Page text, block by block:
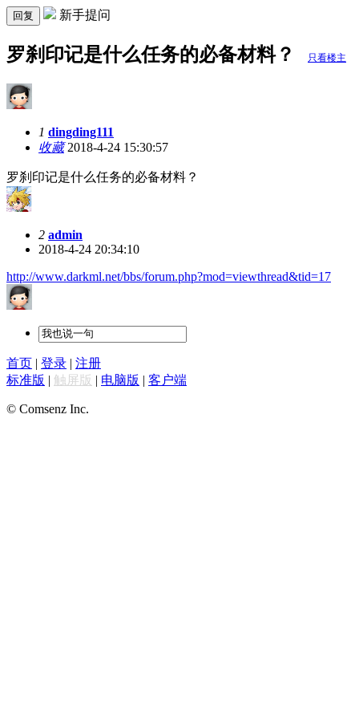
回复 新手提问
罗刹印记是什么任务的必备材料？ 只看楼主
1 dingding111
收藏2018-4-24 15:30:57
罗刹印记是什么任务的必备材料？
2 admin
2018-4-24 20:34:10
http://www.darkml.net/bbs/forum.php?mod=viewthread&tid=17
首页 | 登录 | 注册
标准版 | 触屏版 | 电脑版 | 客户端
© Comsenz Inc.